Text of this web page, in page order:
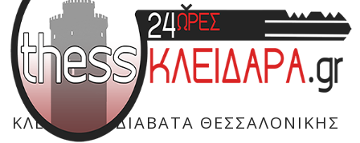
ΚΛΕΙΔΑΡΆΣ ΔΙΑΒΑΤΆ ΘΕΣΣΑΛΟΝΊΚΗΣ